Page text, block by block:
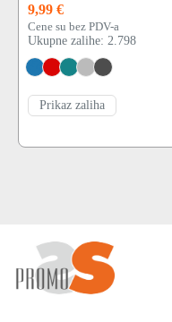
9,99 €
Cene su bez PDV-a
Ukupne zalihe: 2.798
Prikaz zaliha